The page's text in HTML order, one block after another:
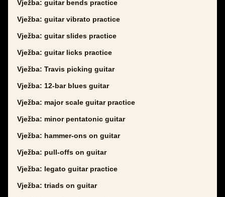
Vježba: guitar bends practice
Vježba: guitar vibrato practice
Vježba: guitar slides practice
Vježba: guitar licks practice
Vježba: Travis picking guitar
Vježba: 12-bar blues guitar
Vježba: major scale guitar practice
Vježba: minor pentatonic guitar
Vježba: hammer-ons on guitar
Vježba: pull-offs on guitar
Vježba: legato guitar practice
Vježba: triads on guitar